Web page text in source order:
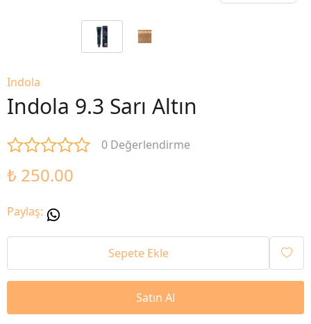
Indola
Indola 9.3 Sarı Altın
0 Değerlendirme
₺ 250.00
Paylaş:
Sepete Ekle
Satın Al